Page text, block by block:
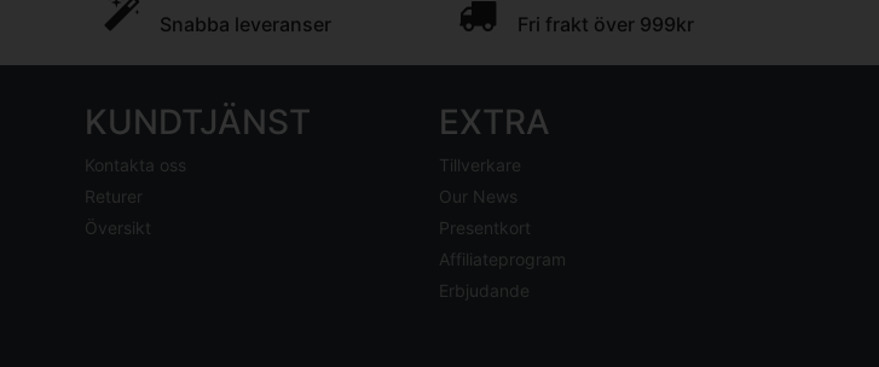
Snabba leveranser Fri frakt över 999kr
KUNDTJÄNST
Kontakta oss
Returer
Översikt
EXTRA
Tillverkare
Our News
Presentkort
Affiliateprogram
Erbjudande